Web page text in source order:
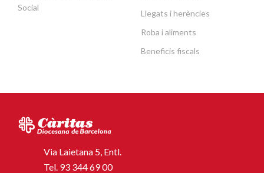
Social
Llegats i herències
Roba i aliments
Beneficis fiscals
Via Laietana 5, Entl.
Tel. 93 344 69 00